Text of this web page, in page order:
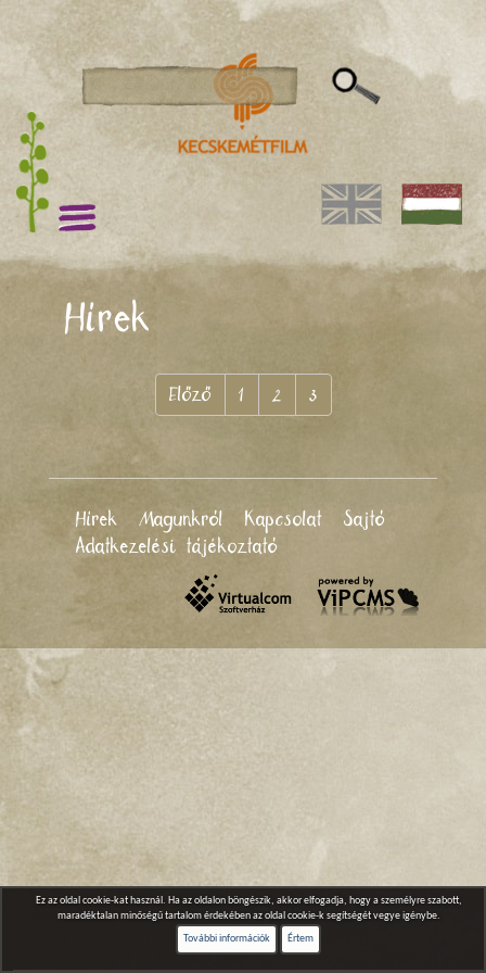
Hírek
Előző 1 2 3
Hírek Magunkról Kapcsolat
Sajtó
Adatkezelési tájékoztató
Ez az oldal cookie-kat használ. Ha az oldalon böngészik, akkor elfogadja, hogy a személyre szabott,
maradéktalan minőségű tartalom érdekében az oldal cookie-k segítségét vegye igénybe.
További információk
Értem